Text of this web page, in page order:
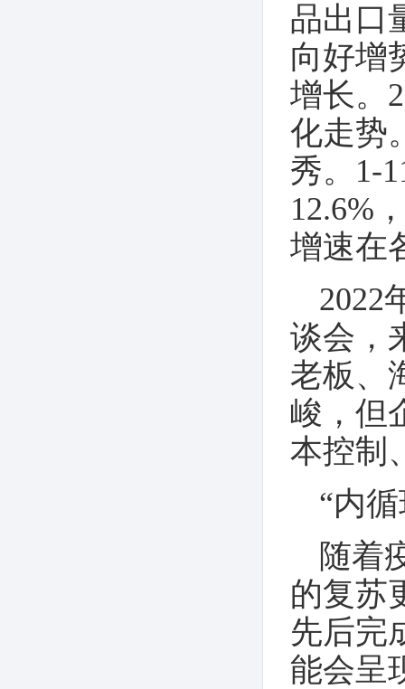
品出口
向好增
增长。
化走势
秀。1-
12.6%
增速在
2022
谈会，
老板、
峻，但
本控制
“内
随着
的复苏
先后完
能会呈